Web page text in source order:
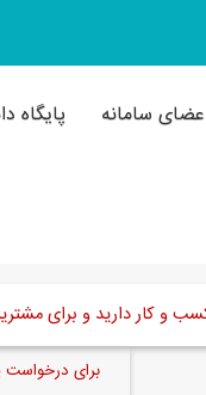
سامانه پایگاه
و کار دارید و برای
برای درخواست